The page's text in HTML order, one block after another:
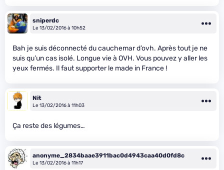
sniperdc
Le 13/02/2016 à 10h52
Bah je suis déconnecté du cauchemar d’ovh. Après tout je ne
suis qu’un cas isolé. Longue vie à OVH. Vous pouvez y aller les
yeux fermés. Il faut supporter le made in France !
Nit
Le 13/02/2016 à 11h03
Ça reste des légumes…
anonyme_2834baae3911bac0d4943caa40d0fd8c
Le 13/02/2016 à 11h17